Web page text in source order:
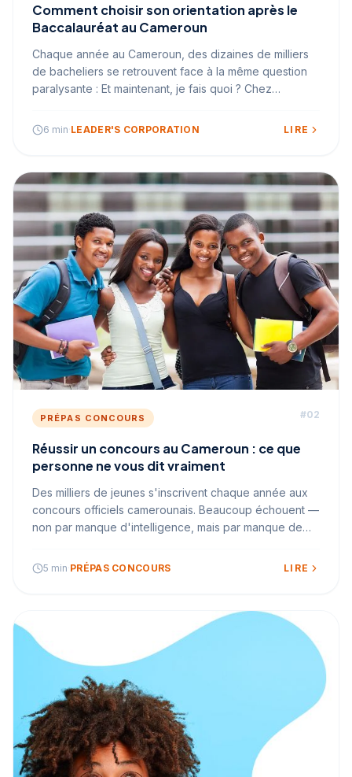
Comment choisir son orientation après le
Baccalauréat au Cameroun
Chaque année au Cameroun, des dizaines de milliers
de bacheliers se retrouvent face à la même question
paralysante : Et maintenant, je fais quoi ? Chez
milliers de jeunes dans ce moment décisif depuis 2012.
6 min LEADER'S CORPORATION LIRE
PRÉPAS CONCOURS #02
Réussir un concours au Cameroun : ce que
personne ne vous dit vraiment
Des milliers de jeunes s'inscrivent chaque année aux
concours officiels camerounais. Beaucoup échouent —
non par manque d'intelligence, mais par manque de
5 min PRÉPAS CONCOURS LIRE